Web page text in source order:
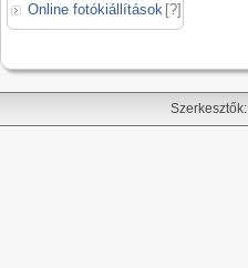
Online fotókiállítások [?]
Szerkesztők: